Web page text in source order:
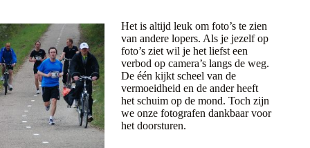
Het is altijd leuk om foto’s te zien
van andere lopers. Als je jezelf op
foto’s ziet wil je het liefst een
verbod op camera’s langs de weg.
De één kijkt scheel van de
vermoeidheid en de ander heeft
het schuim op de mond. Toch zijn
we onze fotografen dankbaar voor
het doorsturen.